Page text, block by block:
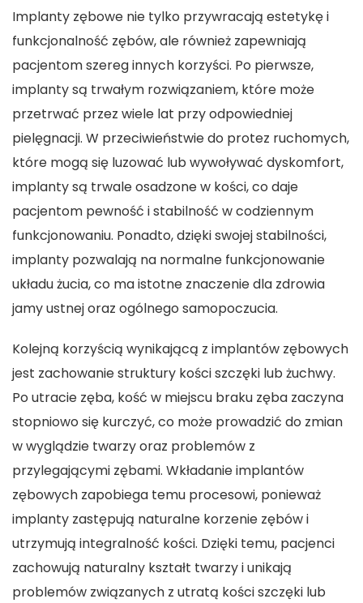
Implanty zębowe nie tylko przywracają estetykę i
funkcjonalność zębów, ale również zapewniają
pacjentom szereg innych korzyści. Po pierwsze,
implanty są trwałym rozwiązaniem, które może
przetrwać przez wiele lat przy odpowiedniej
pielęgnacji. W przeciwieństwie do protez ruchomych,
które mogą się luzować lub wywoływać dyskomfort,
implanty są trwale osadzone w kości, co daje
pacjentom pewność i stabilność w codziennym
funkcjonowaniu. Ponadto, dzięki swojej stabilności,
implanty pozwalają na normalne funkcjonowanie
układu żucia, co ma istotne znaczenie dla zdrowia
jamy ustnej oraz ogólnego samopoczucia.
Kolejną korzyścią wynikającą z implantów zębowych
jest zachowanie struktury kości szczęki lub żuchwy.
Po utracie zęba, kość w miejscu braku zęba zaczyna
stopniowo się kurczyć, co może prowadzić do zmian
w wyglądzie twarzy oraz problemów z
przylegającymi zębami. Wkładanie implantów
zębowych zapobiega temu procesowi, ponieważ
implanty zastępują naturalne korzenie zębów i
utrzymują integralność kości. Dzięki temu, pacjenci
zachowują naturalny kształt twarzy i unikają
problemów związanych z utratą kości szczęki lub